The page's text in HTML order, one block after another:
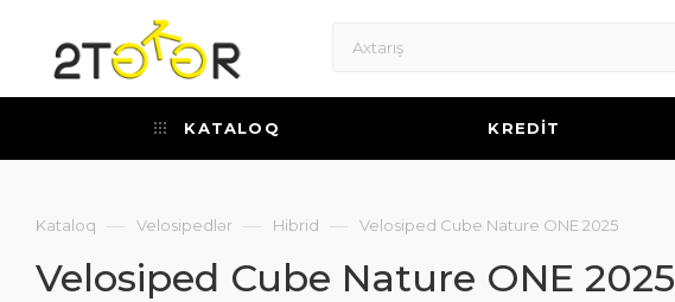
KATALOQ KREDİT
Kataloq — Velosipedlər — Hibrid — Velosiped Cube Nature ONE 2025
Velosiped Cube Nature ONE 2025